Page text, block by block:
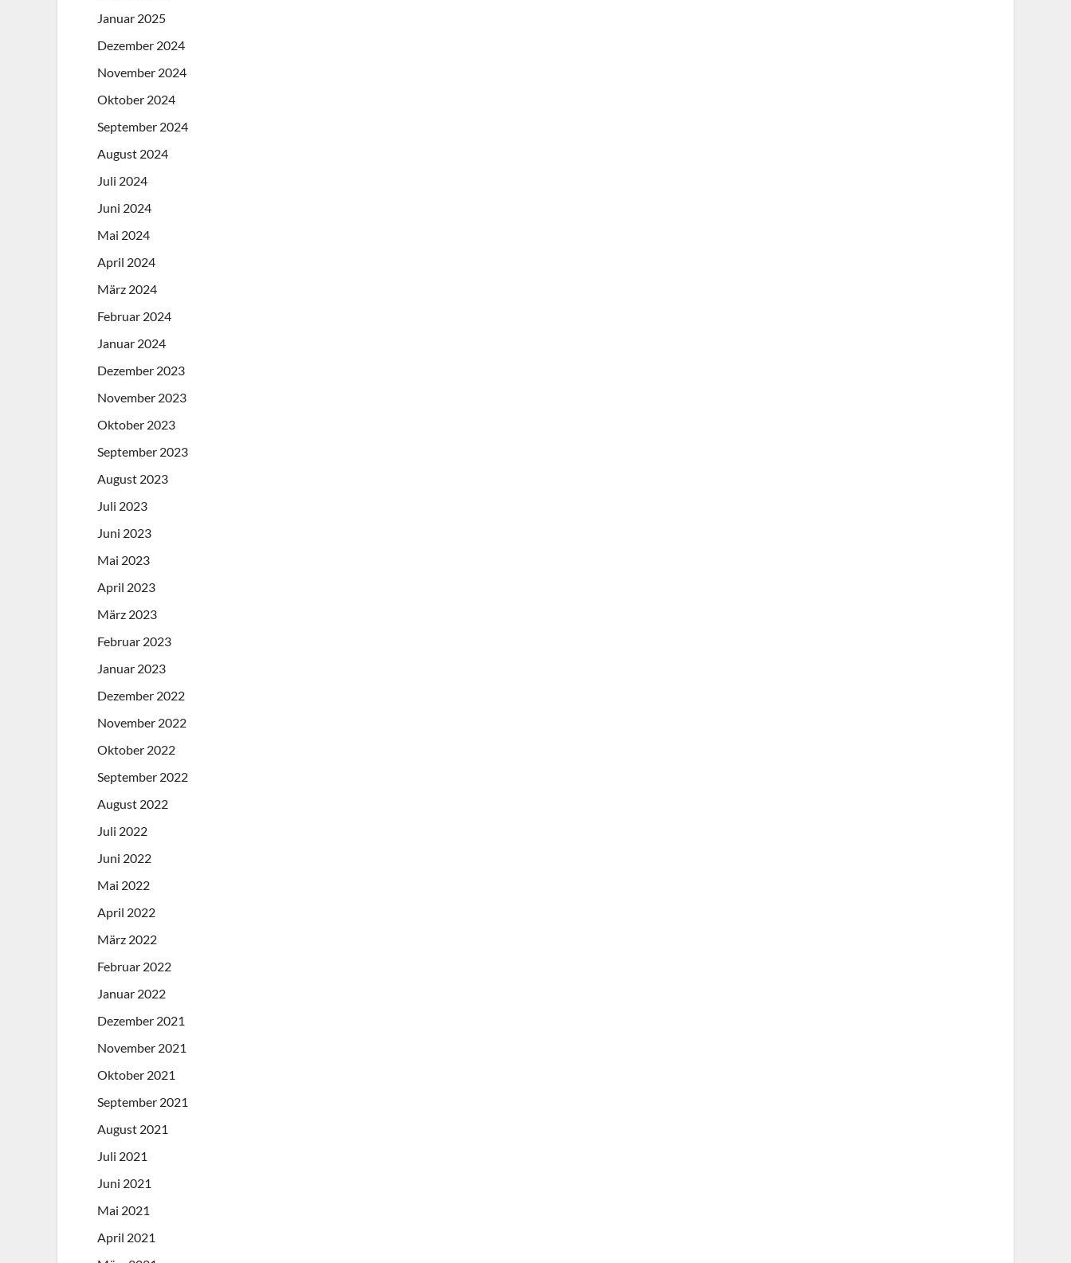
Januar 2025
Dezember 2024
November 2024
Oktober 2024
September 2024
August 2024
Juli 2024
Juni 2024
Mai 2024
April 2024
März 2024
Februar 2024
Januar 2024
Dezember 2023
November 2023
Oktober 2023
September 2023
August 2023
Juli 2023
Juni 2023
Mai 2023
April 2023
März 2023
Februar 2023
Januar 2023
Dezember 2022
November 2022
Oktober 2022
September 2022
August 2022
Juli 2022
Juni 2022
Mai 2022
April 2022
März 2022
Februar 2022
Januar 2022
Dezember 2021
November 2021
Oktober 2021
September 2021
August 2021
Juli 2021
Juni 2021
Mai 2021
April 2021